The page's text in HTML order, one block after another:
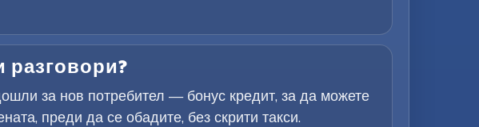
за нов потребител — бонус кредит, за да можете
преди да се обадите, без скрити такси.